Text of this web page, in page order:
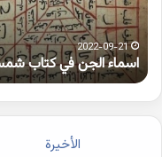
2022-09-21
اسماء الجن في كتاب
الأخيرة